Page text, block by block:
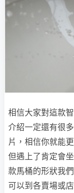
相信大家對這款
介紹一定還有很
片，相信你就能
但遇上了肯定會
款馬桶的形狀我
可以到各賣場或